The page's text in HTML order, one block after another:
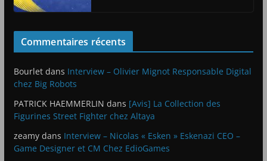
Commentaires récents
Bourletdans Interview – Olivier Mignot Responsable Digital
chez Big Robots
PATRICK HAEMMERLIN dans [Avis] La Collection des
Figurines Street Fighter chez Altaya
zeamydans Interview – Nicolas « Esken » Eskenazi CEO –
Game Designer et CM Chez EdioGames